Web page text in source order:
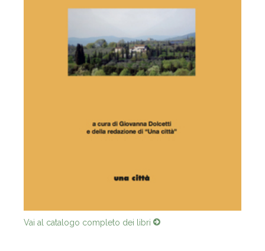
Vai al catalogo completo dei libri